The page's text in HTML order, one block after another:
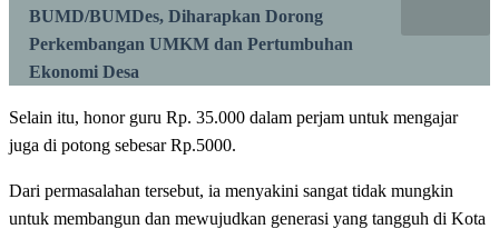
BUMD/BUMDes, Diharapkan Dorong
Perkembangan UMKM dan Pertumbuhan
Ekonomi Desa
Selain itu, honor guru Rp. 35.000 dalam perjam untuk mengajar
juga di potong sebesar Rp.5000.
Dari permasalahan tersebut, ia menyakini sangat tidak mungkin
untuk membangun dan mewujudkan generasi yang tangguh di Kota